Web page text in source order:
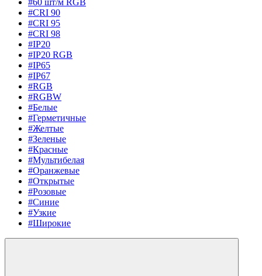
#60 шт/м RGB
#CRI 90
#CRI 95
#CRI 98
#IP20
#IP20 RGB
#IP65
#IP67
#RGB
#RGBW
#Белые
#Герметичные
#Желтые
#Зеленые
#Красные
#Мультибелая
#Оранжевые
#Открытые
#Розовые
#Синие
#Узкие
#Широкие